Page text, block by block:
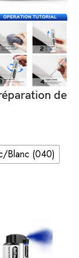
de
Blanc (040)